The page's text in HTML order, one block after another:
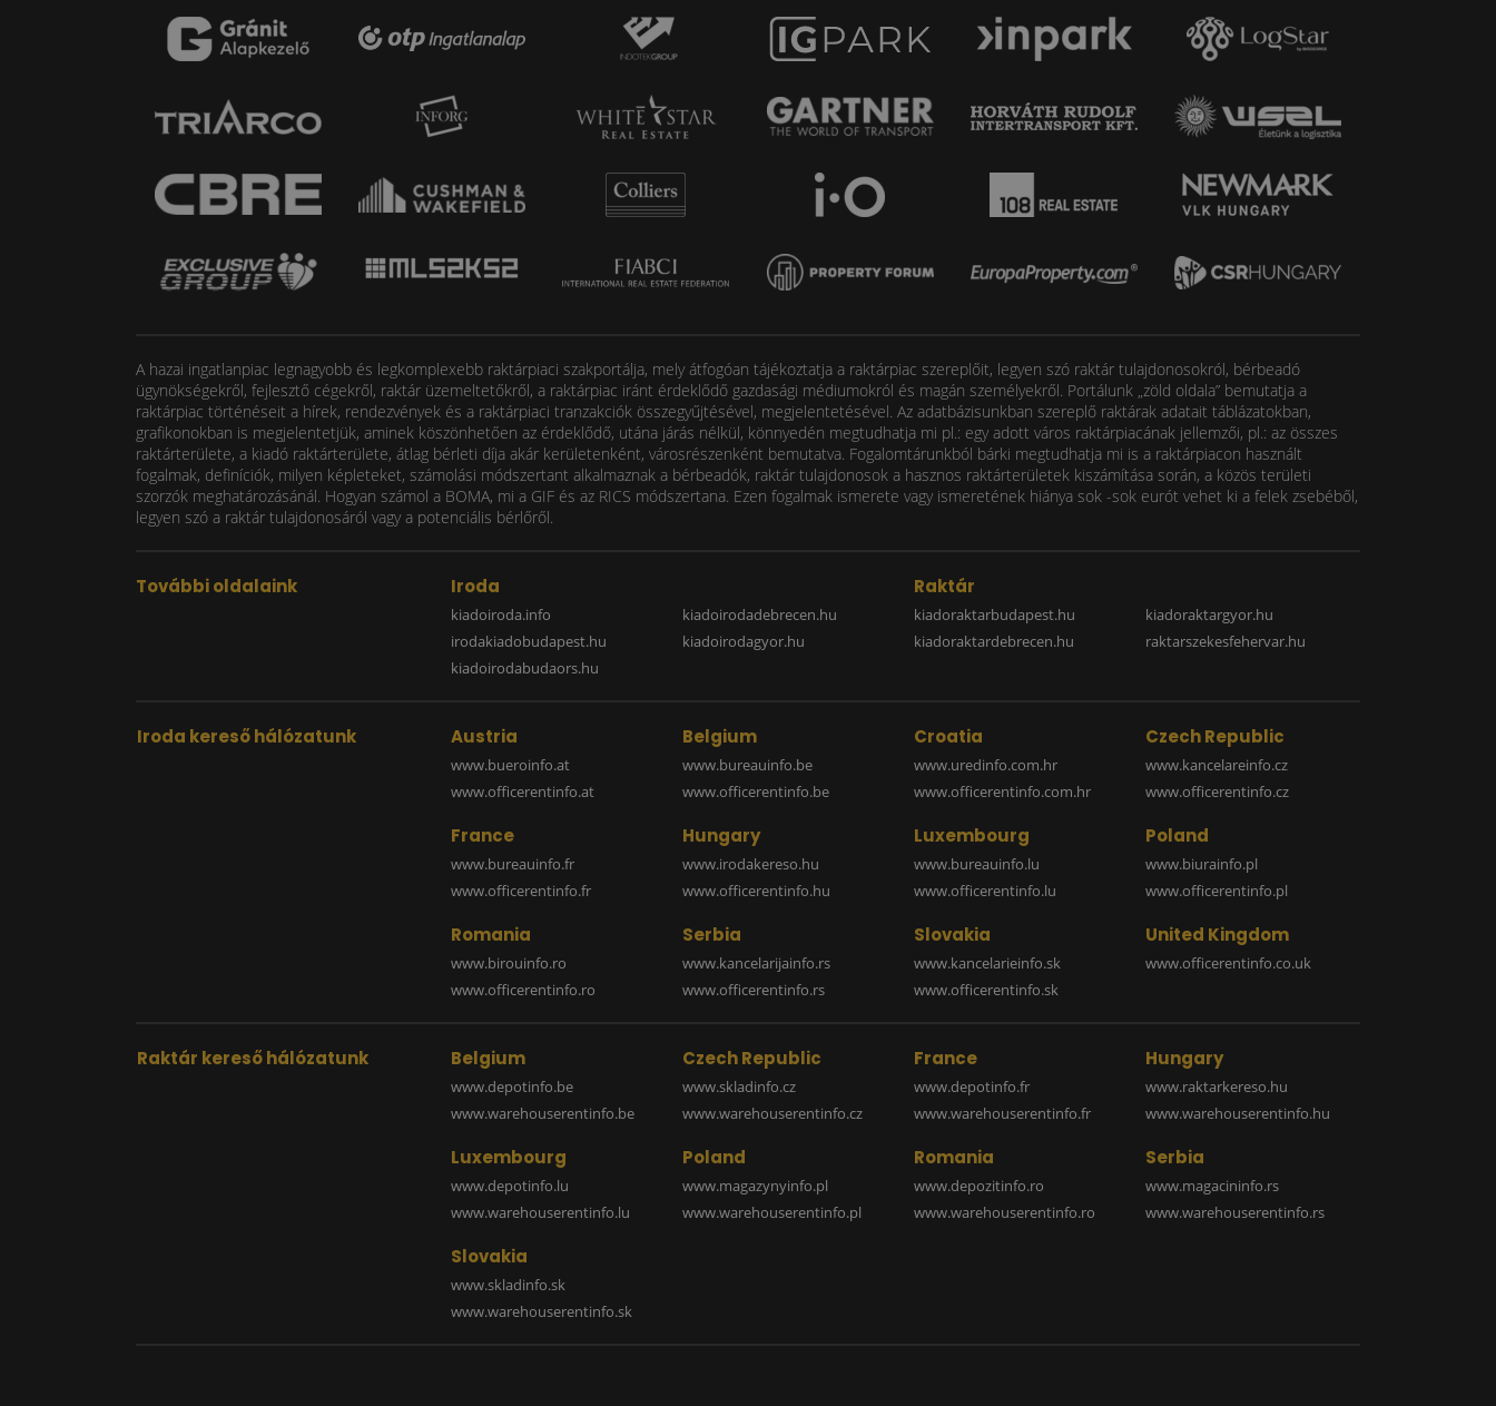
A hazai ingatlanpiac legnagyobb és legkomplexebb raktárpiaci szakportálja, mely átfogóan tájékoztatja a raktárpiac szereplőit, legyen szó raktár tulajdonosokról, bérbeadó
ügynökségekről, fejlesztő cégekről, raktár üzemeltetőkről, a raktárpiac iránt érdeklődő gazdasági médiumokról és magán személyekről. Portálunk „zöld oldala” bemutatja a
raktárpiac történéseit a hírek, rendezvények és a raktárpiaci tranzakciók összegyűjtésével, megjelentetésével. Az adatbázisunkban szereplő raktárak adatait táblázatokban,
grafikonokban is megjelentetjük, aminek köszönhetően az érdeklődő, utána járás nélkül, könnyedén megtudhatja mi pl.: egy adott város raktárpiacának jellemzői, pl.: az összes
raktárterülete, a kiadó raktárterülete, átlag bérleti díja akár kerületenként, városrészenként bemutatva. Fogalomtárunkból bárki megtudhatja mi is a raktárpiacon használt
fogalmak, definíciók, milyen képleteket, számolási módszertant alkalmaznak a bérbeadók, raktár tulajdonosok a hasznos raktárterületek kiszámítása során, a közös területi
szorzók meghatározásánál. Hogyan számol a BOMA, mi a GIF és az RICS módszertana. Ezen fogalmak ismerete vagy ismeretének hiánya sok -sok eurót vehet ki a felek zsebéből,
legyen szó a raktár tulajdonosáról vagy a potenciális bérlőről.
További oldalaink Iroda
kiadoiroda.info
irodakiadobudapest.hu
kiadoirodabudaors.hu
kiadoirodadebrecen.hu
kiadoirodagyor.hu
Raktár
kiadoraktarbudapest.hu
kiadoraktardebrecen.hu
kiadoraktargyor.hu
raktarszekesfehervar.hu
Iroda kereső hálózatunk Austria
www.bueroinfo.at
www.officerentinfo.at
Belgium
www.bureauinfo.be
www.officerentinfo.be
Croatia
www.uredinfo.com.hr
www.officerentinfo.com.hr
Czech Republic
www.kancelareinfo.cz
www.officerentinfo.cz
France
www.bureauinfo.fr
www.officerentinfo.fr
Hungary
www.irodakereso.hu
www.officerentinfo.hu
Luxembourg
www.bureauinfo.lu
www.officerentinfo.lu
Poland
www.biurainfo.pl
www.officerentinfo.pl
Romania
www.birouinfo.ro
www.officerentinfo.ro
Serbia
www.kancelarijainfo.rs
www.officerentinfo.rs
Slovakia
www.kancelarieinfo.sk
www.officerentinfo.sk
United Kingdom
www.officerentinfo.co.uk
Raktár kereső hálózatunk Belgium
www.depotinfo.be
www.warehouserentinfo.be
Czech Republic
www.skladinfo.cz
www.warehouserentinfo.cz
France
www.depotinfo.fr
www.warehouserentinfo.fr
Hungary
www.raktarkereso.hu
www.warehouserentinfo.hu
Luxembourg
www.depotinfo.lu
www.warehouserentinfo.lu
Poland
www.magazynyinfo.pl
www.warehouserentinfo.pl
Romania
www.depozitinfo.ro
www.warehouserentinfo.ro
Serbia
www.magacininfo.rs
www.warehouserentinfo.rs
Slovakia
www.skladinfo.sk
www.warehouserentinfo.sk